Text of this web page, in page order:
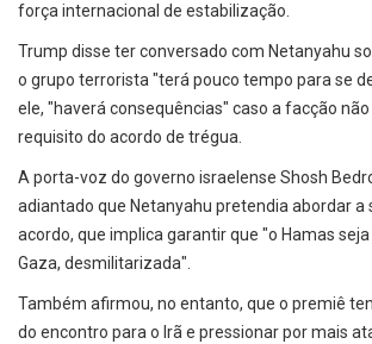
força internacional de estabilização.
Trump disse ter conversado com Netanyahu
o grupo terrorista "terá pouco tempo para se
ele, "haverá consequências" caso a facção
requisito do acordo de trégua.
A porta-voz do governo israelense Shosh
adiantado que Netanyahu pretendia abordar a
acordo, que implica garantir que "o Hamas
Gaza, desmilitarizada".
Também afirmou, no entanto, que o premiê
do encontro para o Irã e pressionar por mais